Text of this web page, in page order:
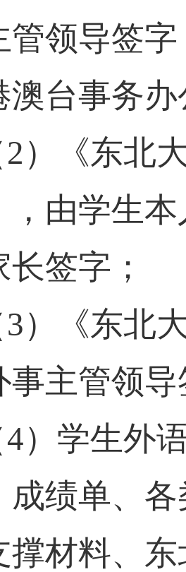
管领导签
澳台事务
2）《东北
，由学生
签字；
3）《东北
事主管领
4）学生外
成绩单、
撑材料、